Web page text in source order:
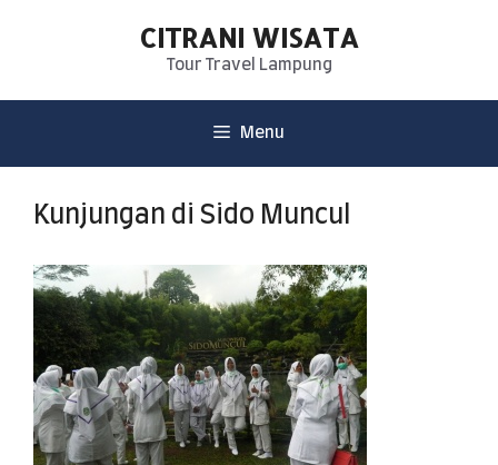
CITRANI WISATA
Tour Travel Lampung
Menu
Kunjungan di Sido Muncul